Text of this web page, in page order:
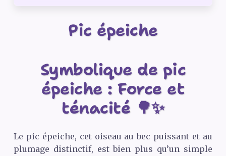
Pic épeiche
Symbolique de pic
épeiche : Force et
ténacité 🌳✨
Le pic épeiche, cet oiseau au bec puissant et au
plumage distinctif, est bien plus qu’un simple